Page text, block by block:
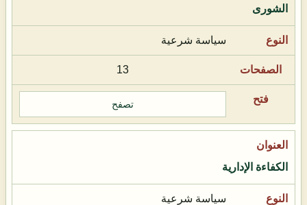
الشورى
سياسة شرعية
13
تصفح
الكفاءة الإدارية
سياسة شرعية